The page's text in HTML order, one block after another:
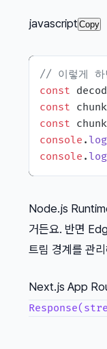
javascript Copy
// 이렇게 하
const
const
const
console . log
console . log
Node.js
거든요. 반면
트림 경계를 관
Next.js App